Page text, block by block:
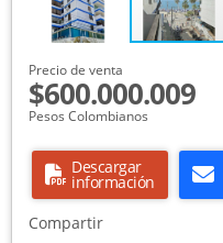
Precio de venta
$600.000.009
Pesos Colombianos
Descargar
información
Compartir